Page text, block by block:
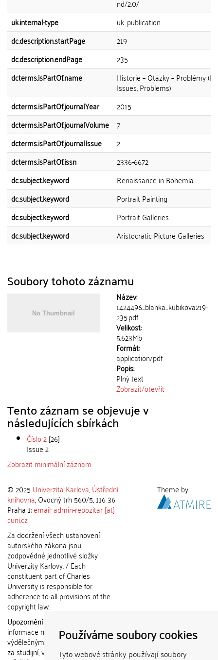
Používáme soubory cookies
Tyto webové stránky používají soubory
nd/2.0/
uk.internal-type
uk_publication
dc.description.startPage
219
dc.description.endPage
235
dcterms.isPartOf.name
Historie – Otázky – Problémy
Issues, Problems)
dcterms.isPartOf.journalYear
2015
dcterms.isPartOf.journalVolume 7
dcterms.isPartOf.journalIssue
2
dcterms.isPartOf.issn
2336-6672
dc.subject.keyword
Renaissance in Bohemia
dc.subject.keyword
Portrait Painting
dc.subject.keyword
Portrait Galleries
dc.subject.keyword
Aristocratic Picture Galleries
Soubory tohoto záznamu
Název:
1424496_blanka_kubikova219-
235.pdf
Velikost:
5.623Mb
Formát:
application/pdf
Popis:
Plný text
Zobrazit/otevřít
Tento záznam se objevuje v
následujících sbírkách
Číslo 2[26]
Issue 2
Zobrazit minimální záznam
© 2025 Univerzita Karlova,Ústřední
knihovna, Ovocný trh 560/5, 116 36
Praha 1;email: admin-repozitar [at]
cuni.cz
Za dodržení všech ustanovení
autorského zákona jsou
zodpovědné jednotlivé složky
Univerzity Karlovy. / Each
constituent part of Charles
University is responsible for
adherence to all provisions of the
copyright law.
Upozornění / Notice:
informace nemohou být použity k
výdělečným účelům nebo vydávány
za studijní, vědeckou nebo jinou
Theme by